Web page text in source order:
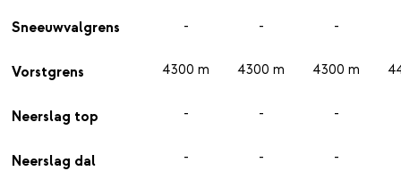
Sneeuwvalgrens
Vorstgrens
Neerslag top
Neerslag dal
-
4300 m
-
-
-
4300 m
-
-
-
4300 m
-
-